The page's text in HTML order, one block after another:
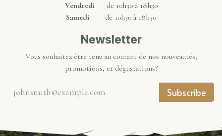
Vendredide 10h30 à 18h30
Samedi de 10h30 à 18h30
Newsletter
Vous souhaitez être tenu au courant de nos nouveautés,
promotions, et dégustations?
Subscribe